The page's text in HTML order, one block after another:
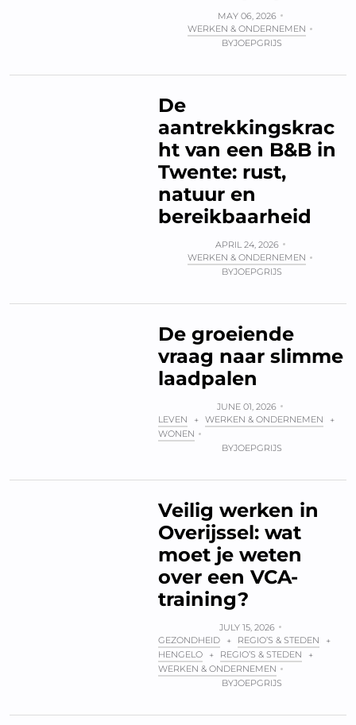
MAY 06, 2026
WERKEN & ONDERNEMEN
BYJOEPGRIJS
De
aantrekkingskrac
ht van een B&B in
Twente: rust,
natuur en
bereikbaarheid
APRIL 24, 2026
WERKEN & ONDERNEMEN
BYJOEPGRIJS
De groeiende
vraag naar slimme
laadpalen
JUNE 01, 2026
LEVEN
+ WERKEN & ONDERNEMEN
+
WONEN
BYJOEPGRIJS
Veilig werken in
Overijssel: wat
moet je weten
over een VCA-
training?
JULY 15, 2026
GEZONDHEID
+ REGIO’S & STEDEN
+
HENGELO
+ REGIO’S & STEDEN
+
WERKEN & ONDERNEMEN
BYJOEPGRIJS